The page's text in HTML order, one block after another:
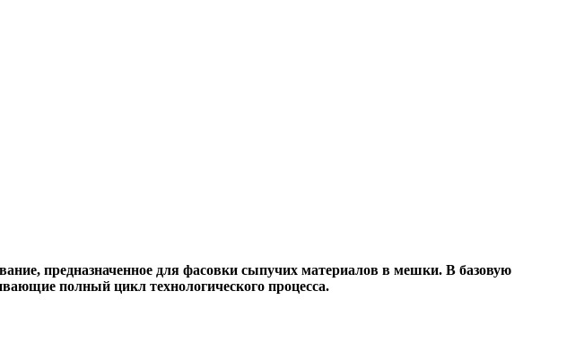
предназначенное для фасовки сыпучих материалов в мешки. В базовую